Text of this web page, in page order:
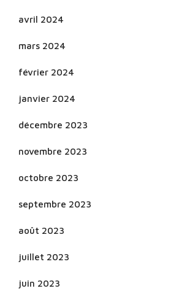
avril 2024
mars 2024
février 2024
janvier 2024
décembre 2023
novembre 2023
octobre 2023
septembre 2023
août 2023
juillet 2023
juin 2023